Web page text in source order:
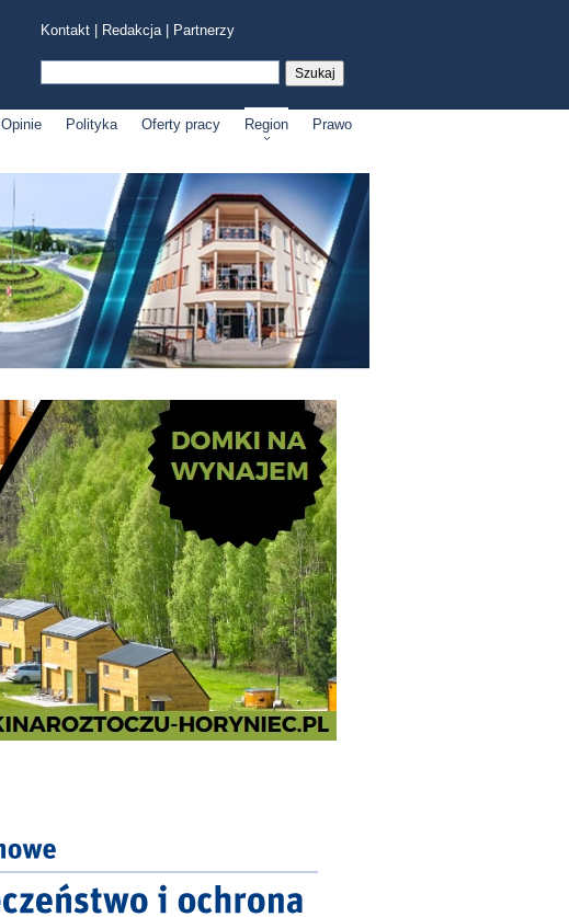
Kontakt Redakcja| Partnerzy
Opinie Polityka Oferty pracy Region
Prawo